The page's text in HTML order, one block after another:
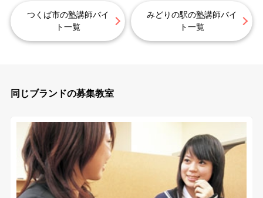
つくば市の塾講師バイ
ト一覧
みどりの駅の塾講師バイ
ト一覧
同じブランドの募集教室